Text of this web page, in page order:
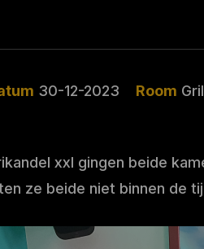
30-12-2023 Room
xxl gingen beide
ze beide niet binnen de